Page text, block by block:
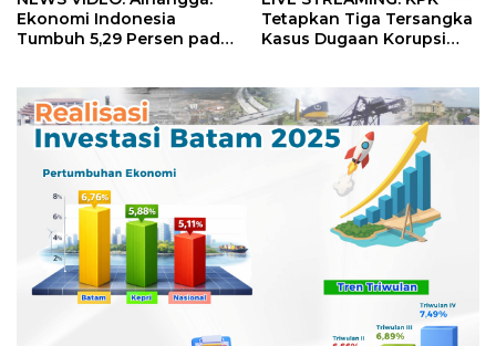
Ekonomi Indonesia
Tumbuh 5,29 Persen pada
Tetapkan Tiga Tersangka
Kasus Dugaan Korupsi